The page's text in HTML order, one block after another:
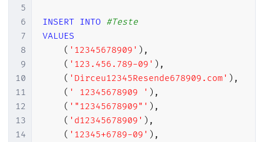
5
6
7
8
9
10
11
12
13
14
INSERT INTO #Teste
VALUES
( '12345678909' ) ,
( '123.456.789-09' ) ,
( 'Dirceu12345Resende678909.com' ) ,
( ' 12345678909 ' ) ,
( '"12345678909"' ) ,
( 'd12345678909' ) ,
( '12345+6789-09' ) ,